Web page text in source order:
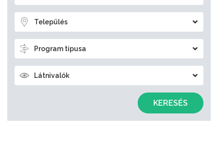
Település
Program típusa
Látnivalók
KERESÉS